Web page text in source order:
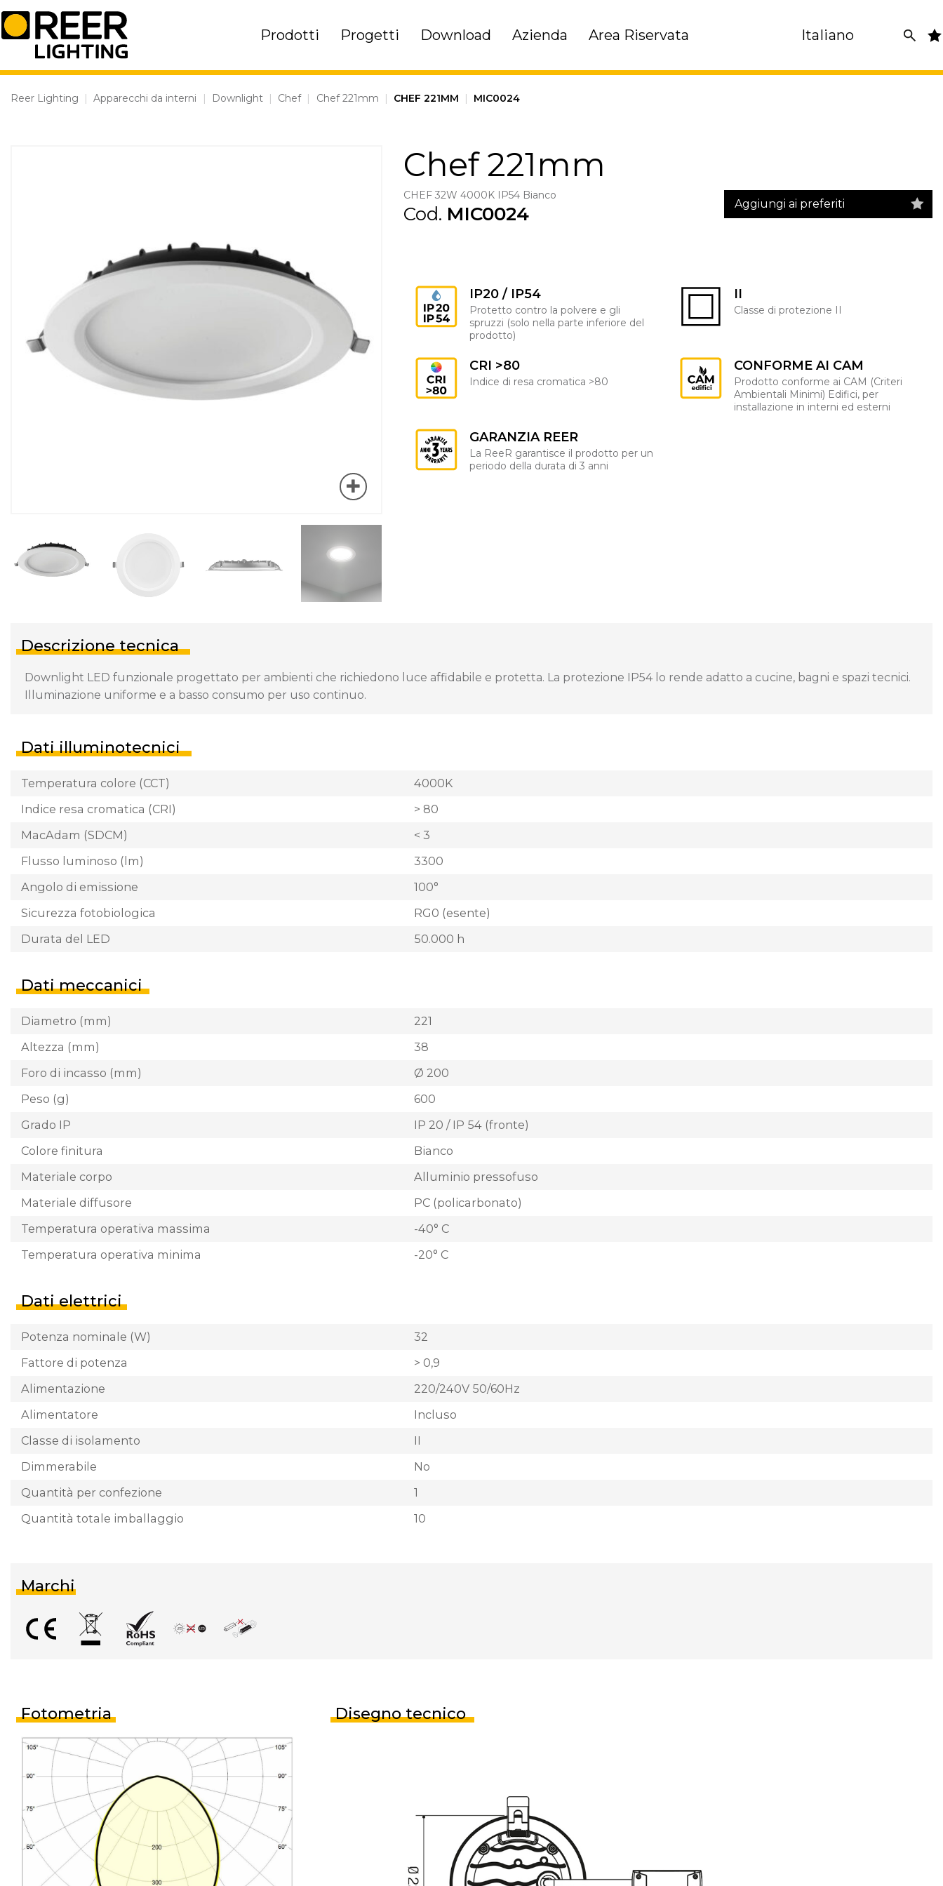
Skip
to
content
Prodotti Progetti Download Azienda Area Riservata Italiano
Reer Lighting | Apparecchi da interni | Downlight | Chef | Chef 221mm | CHEF 221MM | MIC0024
Chef 221mm
CHEF 32W 4000K IP54 Bianco
Cod. MIC0024 Aggiungi ai preferiti
IP20 / IP54
Protetto contro la polvere e gli
spruzzi (solo nella parte inferiore del
prodotto)
II
Classe di protezione II
CRI >80
Indice di resa cromatica >80
CONFORME AI CAM
Prodotto conforme ai CAM (Criteri
Ambientali Minimi) Edifici, per
installazione in interni ed esterni
GARANZIA REER
La ReeR garantisce il prodotto per un
periodo della durata di 3 anni
Descrizione tecnica
Downlight LED funzionale progettato per ambienti che richiedono luce affidabile e protetta. La protezione IP54 lo rende adatto a cucine, bagni e spazi tecnici.
Illuminazione uniforme e a basso consumo per uso continuo.
Dati illuminotecnici
Temperatura colore (CCT)
4000K
Indice resa cromatica (CRI)
> 80
MacAdam (SDCM)
< 3
Flusso luminoso (lm)
3300
Angolo di emissione
100°
Sicurezza fotobiologica
RG0 (esente)
Durata del LED
50.000 h
Dati meccanici
Diametro (mm)
221
Altezza (mm)
38
Foro di incasso (mm)
Ø 200
Peso (g)
600
Grado IP
IP 20 / IP 54 (fronte)
Colore finitura
Bianco
Materiale corpo
Alluminio pressofuso
Materiale diffusore
PC (policarbonato)
Temperatura operativa massima
-40° C
Temperatura operativa minima
-20° C
Dati elettrici
Potenza nominale (W)
32
Fattore di potenza
> 0,9
Alimentazione
220/240V 50/60Hz
Alimentatore
Incluso
Classe di isolamento
II
Dimmerabile
No
Quantità per confezione
1
Quantità totale imballaggio
10
Marchi
Fotometria Disegno tecnico